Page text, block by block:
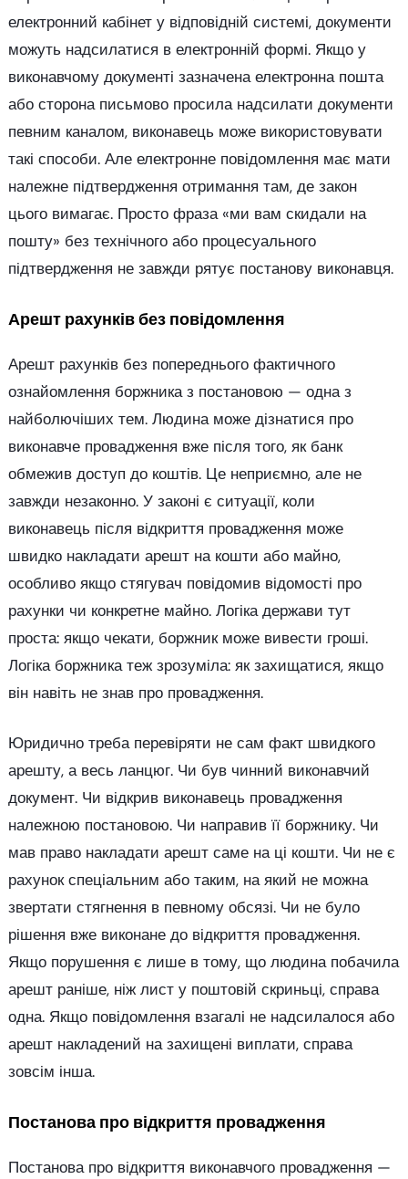
електронний кабінет у відповідній системі, документи
можуть надсилатися в електронній формі. Якщо у
виконавчому документі зазначена електронна пошта
або сторона письмово просила надсилати документи
певним каналом, виконавець може використовувати
такі способи. Але електронне повідомлення має мати
належне підтвердження отримання там, де закон
цього вимагає. Просто фраза «ми вам скидали на
пошту» без технічного або процесуального
підтвердження не завжди рятує постанову виконавця.
Арешт рахунків без повідомлення
Арешт рахунків без попереднього фактичного
ознайомлення боржника з постановою — одна з
найболючіших тем. Людина може дізнатися про
виконавче провадження вже після того, як банк
обмежив доступ до коштів. Це неприємно, але не
завжди незаконно. У законі є ситуації, коли
виконавець після відкриття провадження може
швидко накладати арешт на кошти або майно,
особливо якщо стягувач повідомив відомості про
рахунки чи конкретне майно. Логіка держави тут
проста: якщо чекати, боржник може вивести гроші.
Логіка боржника теж зрозуміла: як захищатися, якщо
він навіть не знав про провадження.
Юридично треба перевіряти не сам факт швидкого
арешту, а весь ланцюг. Чи був чинний виконавчий
документ. Чи відкрив виконавець провадження
належною постановою. Чи направив її боржнику. Чи
мав право накладати арешт саме на ці кошти. Чи не є
рахунок спеціальним або таким, на який не можна
звертати стягнення в певному обсязі. Чи не було
рішення вже виконане до відкриття провадження.
Якщо порушення є лише в тому, що людина побачила
арешт раніше, ніж лист у поштовій скриньці, справа
одна. Якщо повідомлення взагалі не надсилалося або
арешт накладений на захищені виплати, справа
зовсім інша.
Постанова про відкриття провадження
Постанова про відкриття виконавчого провадження —